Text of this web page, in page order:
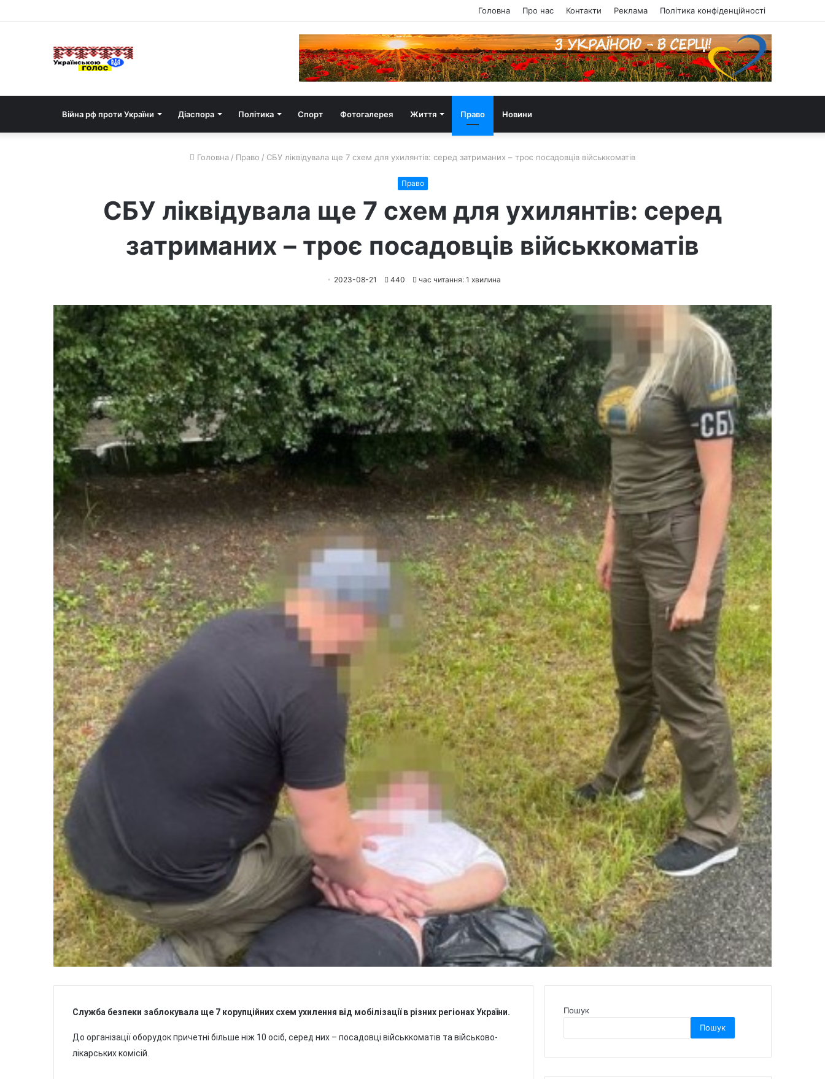
Головна Про нас Контакти Реклама Політика конфіденційності
Війна рф проти України Діаспора Політика Спорт Фотогалерея Життя Право Новини
Головна / Право / СБУ ліквідувала ще 7 схем для ухилянтів: серед затриманих – троє посадовців військкоматів
Право
СБУ ліквідувала ще 7 схем для ухилянтів: серед
затриманих – троє посадовців військкоматів
2023-08-21 440 час читання: 1 хвилина
Служба безпеки заблокувала ще 7 корупційних схем ухилення від мобілізації в різних регіонах України.
До організації оборудок причетні більше ніж 10 осіб, серед них – посадовці військкоматів та військово-
лікарських комісій.
Пошук
Пошук